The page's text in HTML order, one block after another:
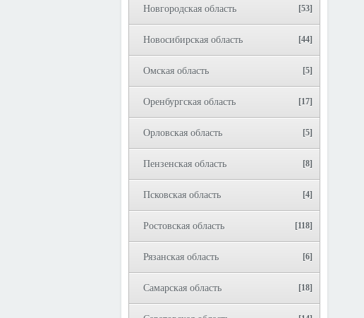
Новгородская область [53]
Новосибирская область [44]
Омская область [5]
Оренбургская область [17]
Орловская область [5]
Пензенская область [8]
Псковская область [4]
Ростовская область [118]
Рязанская область [6]
Самарская область [18]